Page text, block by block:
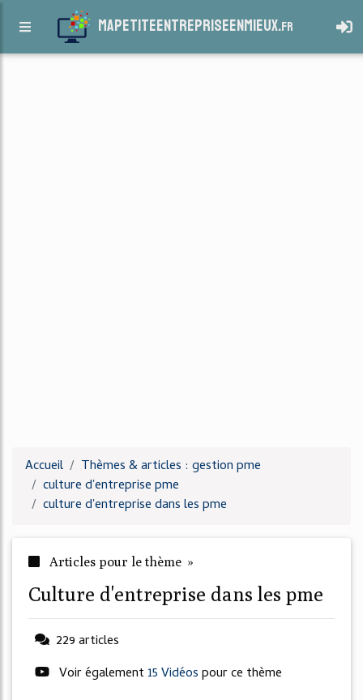
mapetiteentrepriseenmieux.fr
Accueil
Thèmes & articles : gestion pme
culture d'entreprise pme
culture d'entreprise dans les pme
Articles pour le thème »
culture d'entreprise dans les pme
229 articles
Voir également 15 Vidéospour ce thème